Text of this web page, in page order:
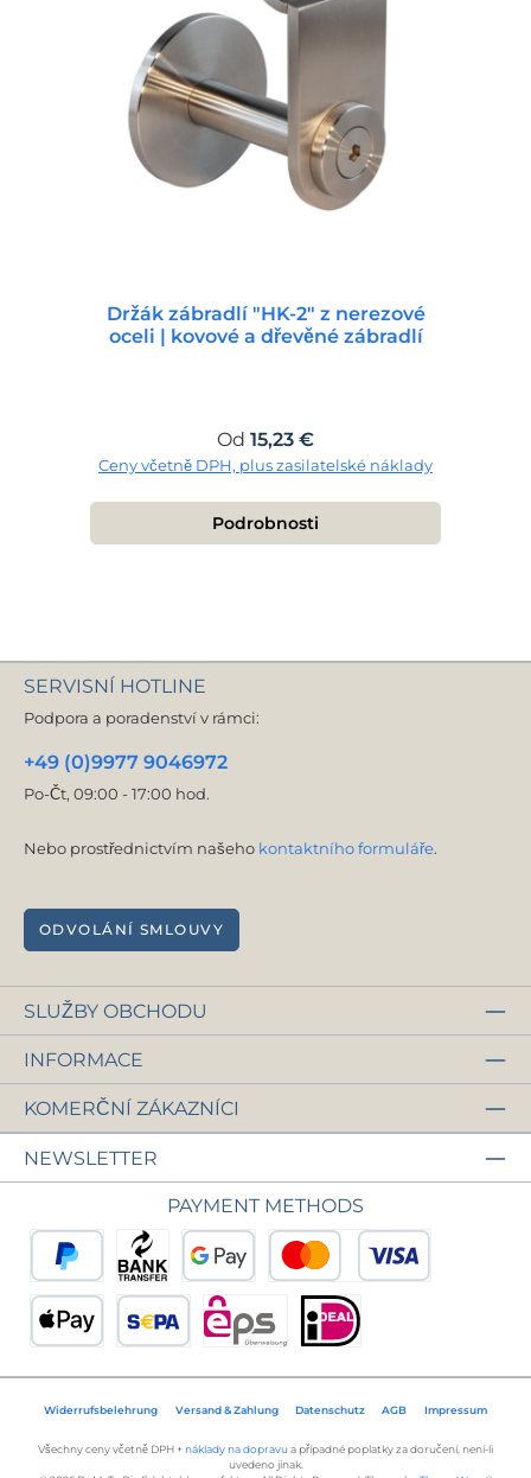
Držák zábradlí "HK-2" z nerezové
oceli | kovové a dřevěné zábradlí
Běžná cena:
Od 15,23 €
Ceny včetně DPH, plus zasilatelské náklady
Podrobnosti
SERVISNÍ HOTLINE
Podpora a poradenství v rámci:
+49 (0)9977 9046972
Po-Čt, 09:00 - 17:00 hod.
Nebo prostřednictvím našeho kontaktního formuláře.
ODVOLÁNÍ SMLOUVY
SLUŽBY OBCHODU
INFORMACE
KOMERČNÍ ZÁKAZNÍCI
NEWSLETTER
PAYMENT METHODS
Widerrufsbelehrung Versand & Zahlung Datenschutz AGB Impressum
Všechny ceny včetně DPH +náklady na dopravua případné poplatky za doručení, není-li
uvedeno jinak.